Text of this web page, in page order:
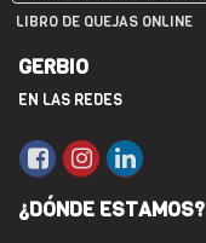
LIBRO DE QUEJAS ONLINE
GERBIO
EN LAS REDES
¿DÓNDE ESTAMOS?